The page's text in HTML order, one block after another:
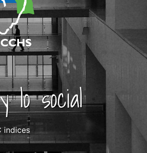
cchs
conocimiento
abierto
lo social
indices